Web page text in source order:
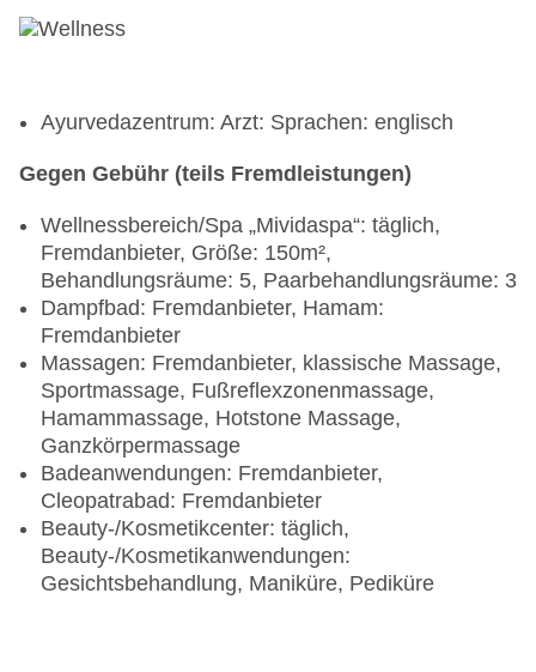
Bars & mehr: 8
Beachclub „Coco Loco“: täglich 10:00 Uhr - 17:00
Poolbar Outdoor „Pool Bar“: täglich 09:00 Uhr -
Bar „Terrace Bar“: täglich 18:00 Uhr - 23:00 Uhr,
ohne Gebühr
Café „Gelateria“: täglich 15:00 Uhr - 22:00 Uhr,
gegen Gebühr
Bar „Rock Pool Bar“: täglich 09:00 Uhr - 18:00
Uhr, ohne Gebühr, bei All Inclusive inklusive
Strandbar „Beach Bar“: täglich 09:00 Uhr - 18:00
Uhr, ohne Gebühr
Loungebar: täglich 20:00 Uhr - 00:00 Uhr, ohne
Gebühr
Ayurvedazentrum: Arzt: Sprachen: englisch
Gegen Gebühr (teils Fremdleistungen)
Wellnessbereich/Spa „Mividaspa“: täglich,
Fremdanbieter, Größe: 150m²,
Behandlungsräume: 5, Paarbehandlungsräume: 3
Dampfbad: Fremdanbieter, Hamam:
Fremdanbieter
Massagen: Fremdanbieter, klassische Massage,
Sportmassage, Fußreflexzonenmassage,
Hamammassage, Hotstone Massage,
Ganzkörpermassage
Badeanwendungen: Fremdanbieter,
Cleopatrabad: Fremdanbieter
Beauty-/Kosmetikcenter: täglich,
Beauty-/Kosmetikanwendungen:
Gesichtsbehandlung, Maniküre, Pediküre